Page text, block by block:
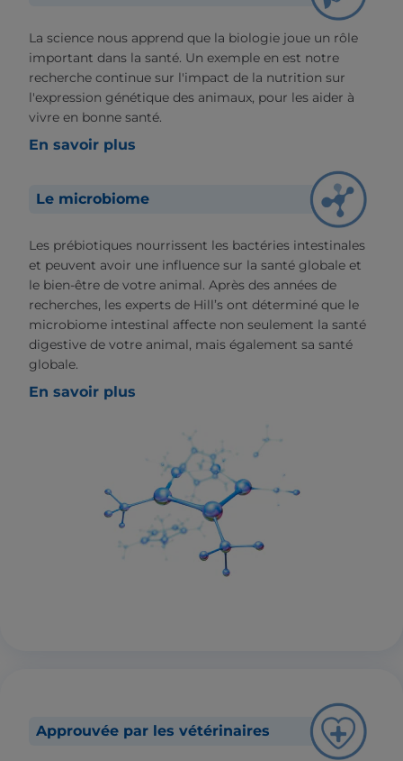
La science nous apprend que la biologie joue un rôle
important dans la santé. Un exemple en est notre
recherche continue sur l'impact de la nutrition sur
l'expression génétique des animaux, pour les aider à
vivre en bonne santé.
En savoir plus
Le microbiome
Les prébiotiques nourrissent les bactéries intestinales
et peuvent avoir une influence sur la santé globale et
le bien-être de votre animal. Après des années de
recherches, les experts de Hill’s ont déterminé que le
microbiome intestinal affecte non seulement la santé
digestive de votre animal, mais également sa santé
globale.
En savoir plus
Approuvée par les vétérinaires